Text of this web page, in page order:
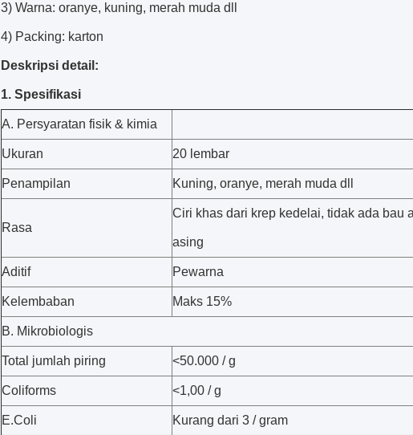
3) Warna: oranye, kuning, merah muda dll
4) Packing: karton
Deskripsi detail:
1. Spesifikasi
A. Persyaratan fisik & kimia
Ukuran 20 lembar
Penampilan Kuning, oranye, merah muda dll
Rasa
Ciri khas dari krep kedelai, tidak ada bau
asing
Aditif Pewarna
Kelembaban Maks 15%
B. Mikrobiologis
Total jumlah piring <50.000 / g
Coliforms <1,00 / g
E.Coli Kurang dari 3 / gram